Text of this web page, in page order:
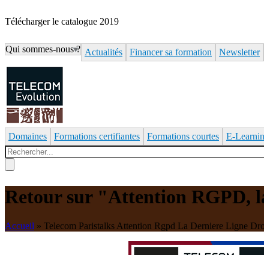
Télécharger le catalogue 2019
Qui sommes-nous ? Actualités Financer sa formation Newsletter
Domaines Formations certifiantes Formations courtes E-
Formulaire de recherche
Rechercher
Retour sur "Attention RGPD,
Accueil » Telecom Paristalks Attention Rgpd La Derniere Ligne